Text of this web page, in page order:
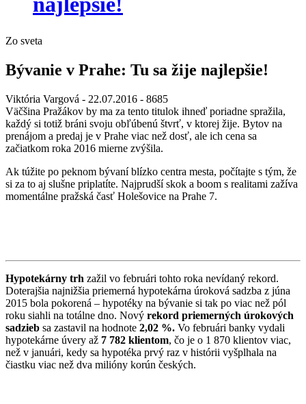
Zo sveta
Bývanie v Prahe: Tu sa žije najlepšie!
Viktória Vargová - 22.07.2016 - 8685
Väčšina Pražákov by ma za tento titulok ihneď poriadne spražila,
každý si totiž bráni svoju obľúbenú štvrť, v ktorej žije. Bytov na
prenájom a predaj je v Prahe viac než dosť, ale ich cena sa
začiatkom roka 2016 mierne zvýšila.
Ak túžite po peknom bývaní blízko centra mesta, počítajte s tým, že
si za to aj slušne priplatíte. Najprudší skok a boom s realitami zažíva
momentálne pražská časť Holešovice na Prahe 7.
Hypotekárny trh zažil vo februári tohto roka nevídaný rekord.
Doterajšia najnižšia priemerná hypotekárna úroková sadzba z júna
2015 bola pokorená – hypotéky na bývanie si tak po viac než pól
roku siahli na totálne dno. Nový rekord priemerných úrokových
sadzieb sa zastavil na hodnote 2,02 %. Vo februári banky vydali
hypotekárne úvery až 7 782 klientom, čo je o 1 870 klientov viac,
než v januári, kedy sa hypotéka prvý raz v histórii vyšplhala na
čiastku viac než dva milióny korún českých.